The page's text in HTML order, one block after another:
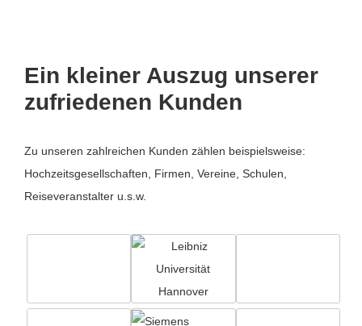
Ein kleiner Auszug unserer
zufriedenen Kunden
Zu unseren zahlreichen Kunden zählen beispielsweise:
Hochzeitsgesellschaften, Firmen, Vereine, Schulen,
Reiseveranstalter u.s.w.